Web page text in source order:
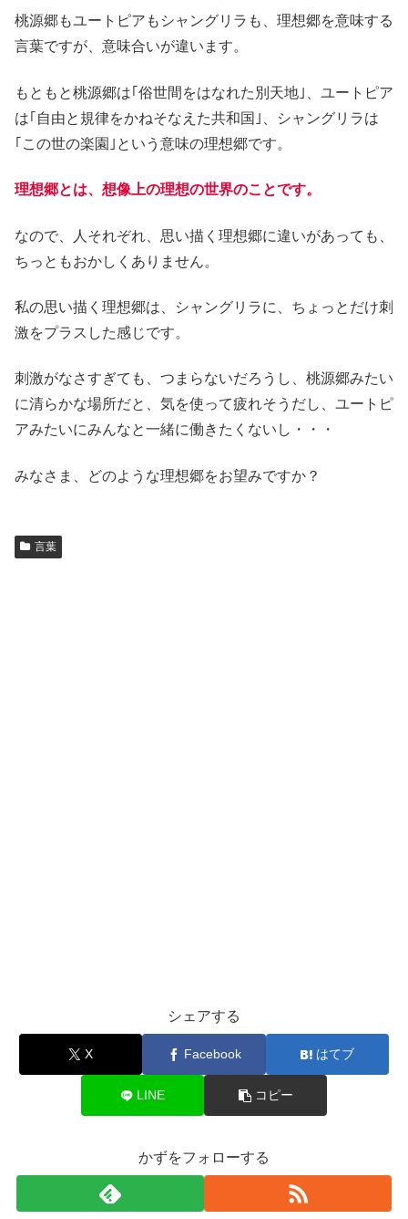
桃源郷もユートピアもシャングリラも、理想郷を意味する
言葉ですが、意味合いが違います。
もともと桃源郷は｢俗世間をはなれた別天地｣、ユートピア
は｢自由と規律をかねそなえた共和国｣、シャングリラは
｢この世の楽園｣という意味の理想郷です。
理想郷とは、想像上の理想の世界のことです。
なので、人それぞれ、思い描く理想郷に違いがあっても、
ちっともおかしくありません。
私の思い描く理想郷は、シャングリラに、ちょっとだけ刺
激をプラスした感じです。
刺激がなさすぎても、つまらないだろうし、桃源郷みたい
に清らかな場所だと、気を使って疲れそうだし、ユートピ
アみたいにみんなと一緒に働きたくないし・・・
みなさま、どのような理想郷をお望みですか？
言葉
シェアする
X Facebook はてブ
LINE コピー
かずをフォローする